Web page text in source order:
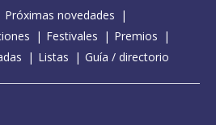
Próximas novedades
Festivales
Premios
Listas Guía / directorio